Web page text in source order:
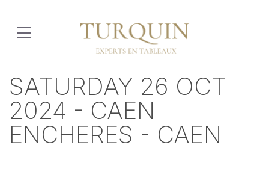
SATURDAY 26 OCT
2024 - CAEN
ENCHERES - CAEN